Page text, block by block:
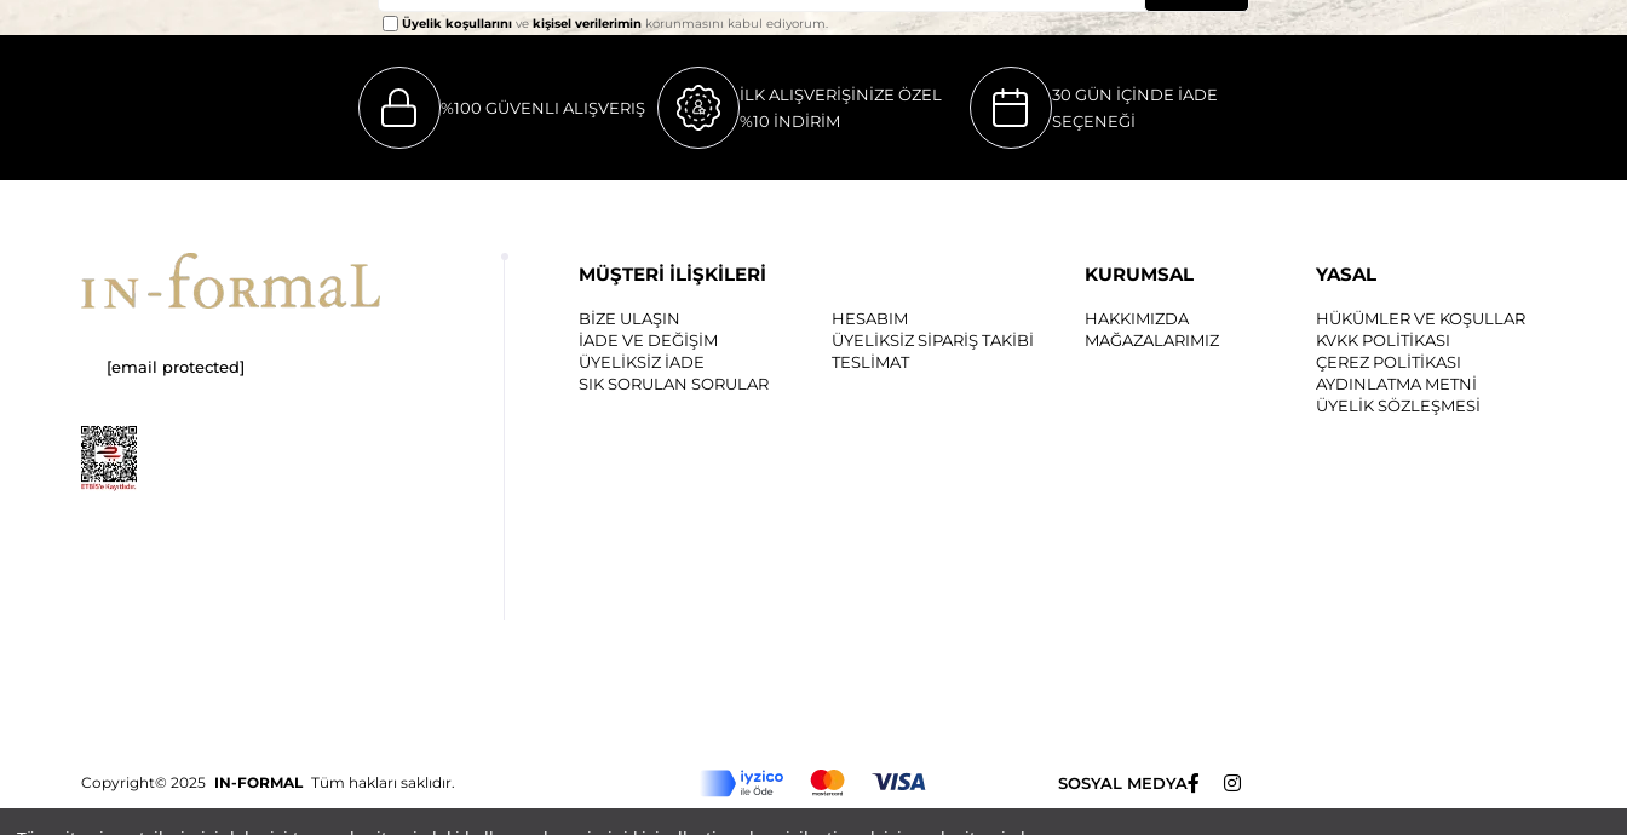
Üyelik koşullarını ve kişisel verilerimin korunmasını kabul ediyorum.
%100 GÜVENLI ALIŞVERIŞ
İLK ALIŞVERİŞİNİZE ÖZEL
%10 İNDİRİM
30 GÜN İÇİNDE İADE
SEÇENEĞİ
[email protected]
MÜŞTERİ İLİŞKİLERİ
BİZE ULAŞIN
HESABIM
İADE VE DEĞİŞİM
ÜYELİKSİZ SİPARİŞ TAKİBİ
ÜYELİKSİZ İADE
TESLİMAT
SIK SORULAN SORULAR
KURUMSAL
HAKKIMIZDA
MAĞAZALARIMIZ
YASAL
HÜKÜMLER VE KOŞULLAR
KVKK POLİTİKASI
ÇEREZ POLİTİKASI
AYDINLATMA METNİ
ÜYELİK SÖZLEŞMESİ
Copyright© 2025 IN-FORMAL Tüm hakları saklıdır. SOSYAL MEDYA